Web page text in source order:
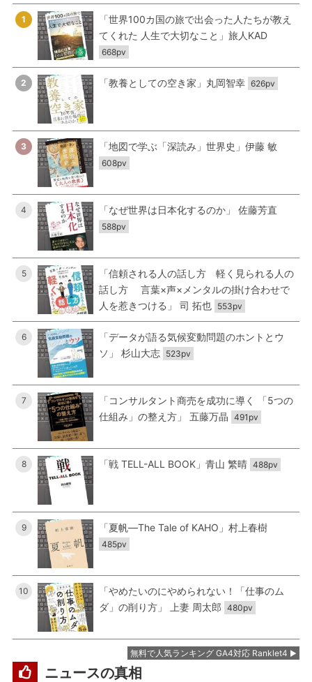
1
「世界100カ国の旅で出会った人たちが教え
てくれた 人生で大切なこと」旅人KAD
668pv
2 「教養としての空き家」丸岡智幸 626pv
3 「地図で学ぶ「深読み」世界史」伊藤 敏
608pv
4 「なぜ世界は日本化するのか」 佐藤芳直
588pv
5
「信頼される人の話し方 軽く見られる人の
話し方 言葉×声×メンタルの掛け合わせで
人を惹きつける」 司 拓也 553pv
6
「データが語る気候変動問題のホントとウ
ソ」 杉山大志 523pv
7
「コンサルタント商売を成功に導く 「5つの
仕組み」の整え方」 五藤万晶 491pv
8 「戦 TELL-ALL BOOK」青山 繁晴 488pv
9 「夏帆―The Tale of KAHO」村上春樹
485pv
10
「やめたいのにやめられない！「仕事のム
ダ」の削り方」 上妻 周太郎 480pv
無料で人気ランキング GA4対応 Ranklet4
ニュースの真相